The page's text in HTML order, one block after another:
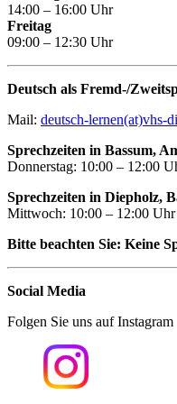
14:00 – 16:00 Uhr
Freitag
09:00 – 12:30 Uhr
Deutsch als Fremd-/
Mail: deutsch-lernen(at)vhs-
Sprechzeiten in Bassum,
Donnerstag: 10:00 – 12:00
Sprechzeiten in Diepholz,
Mittwoch: 10:00 – 12:00 Uhr
Bitte beachten Sie: Keine
Social Media
Folgen Sie uns auf Instagram